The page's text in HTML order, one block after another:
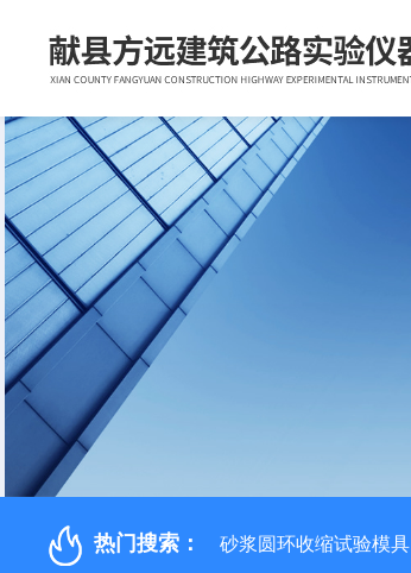
热门搜索： 砂浆圆环收缩试验模具